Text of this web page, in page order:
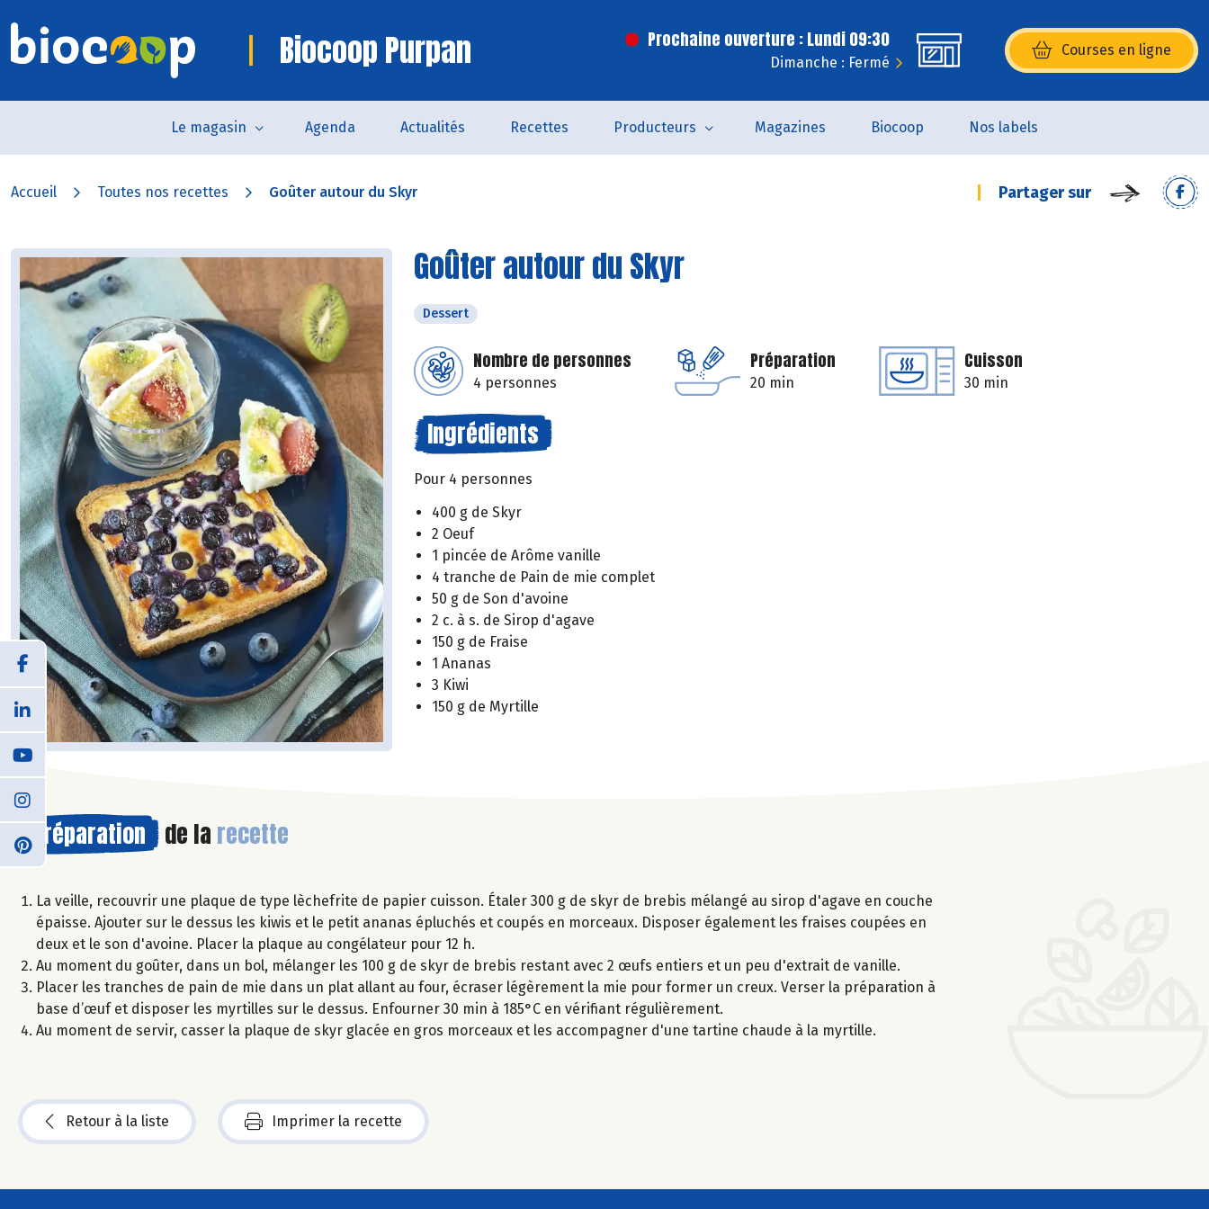
Biocoop Purpan Prochaine ouverture : Lundi 09:30
Dimanche : Fermé
Courses en ligne
(s’ouvre dans une nouvelle
Le magasin Agenda Actualités Recettes Producteurs Magazines Biocoop Nos labels
Accueil Toutes nos recettes Goûter autour du Skyr Partager sur
Goûter autour du Skyr
Dessert
Nombre de personnes
4 personnes
Préparation
20 min
Cuisson
30 min
Ingrédients
Pour 4 personnes
400 g de Skyr
2 Oeuf
1 pincée de Arôme vanille
4 tranche de Pain de mie complet
50 g de Son d'avoine
2 c. à s. de Sirop d'agave
150 g de Fraise
1 Ananas
3 Kiwi
150 g de Myrtille
Préparation de la recette
La veille, recouvrir une plaque de type lèchefrite de papier cuisson. Étaler 300 g de skyr de brebis mélangé au sirop d'agave en couche
épaisse. Ajouter sur le dessus les kiwis et le petit ananas épluchés et coupés en morceaux. Disposer également les fraises coupées en
deux et le son d'avoine. Placer la plaque au congélateur pour 12 h.
Au moment du goûter, dans un bol, mélanger les 100 g de skyr de brebis restant avec 2 œufs entiers et un peu d'extrait de vanille.
Placer les tranches de pain de mie dans un plat allant au four, écraser légèrement la mie pour former un creux. Verser la préparation à
base d’œuf et disposer les myrtilles sur le dessus. Enfourner 30 min à 185°C en vérifiant régulièrement.
Au moment de servir, casser la plaque de skyr glacée en gros morceaux et les accompagner d'une tartine chaude à la myrtille.
Retour à la liste Imprimer la recette